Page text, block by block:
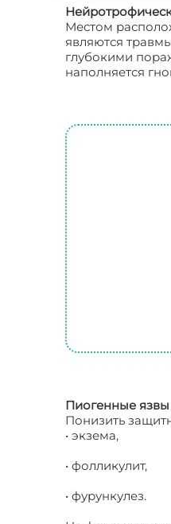
Местом
являются
глубокими
наполняется
Пиогенные язвы
Понизить
• экзема,
• фолликулит,
• фурункулез.